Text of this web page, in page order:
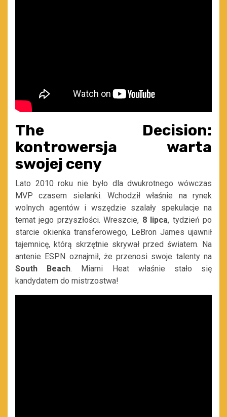
The Decision:
kontrowersja warta
swojej ceny
Lato 2010 roku nie było dla dwukrotnego wówczas
MVP czasem sielanki. Wchodził właśnie na rynek
wolnych agentów i wszędzie szalały spekulacje na
temat jego przyszłości. Wreszcie, 8 lipca, tydzień po
starcie okienka transferowego, LeBron James ujawnił
tajemnicę, którą skrzętnie skrywał przed światem. Na
antenie ESPN oznajmił, że przenosi swoje talenty na
South Beach. Miami Heat właśnie stało się
kandydatem do mistrzostwa!